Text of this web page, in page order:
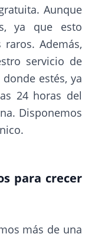
Aunque
ya que esto
Además,
servicio de
estés, ya
24 horas del
Disponemos
para crecer
más de una